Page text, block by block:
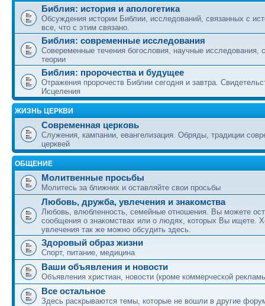
Библия: история и апологетика
Обсуждения истории Библии, исследований, связанных с
все, что с этим связано.
Библия: современные исследования
Совеременные течения богословия, научные исследования,
теории
Библия: пророчества и будущее
Отражения пророчеств Библии сегодня и завтра.
Исцеления
ЖИЗНЬ ЦЕРКВИ
Современная церковь
Служения, кампании, евангелизация. Обряды, традиции
церквей
ОБЩЕНИЕ
Молитвенные просьбы
Молитесь за ближних и оставляйте свои просьбы
Любовь, дружба, увлечения и знакомства
Любовь, влюбленность, семейные отношения. Вы можете
сообщения о знакомствах или о людях, которых Вы ищете.
увлечения так же можно обсудить здесь.
Здоровый образ жизни
Спорт, питание, медицина
Ваши объявления и новости
Объявления христиан, новости (кроме коммерческой
Все остальное
Здесь раскрываются темы, которые не вошли в другие